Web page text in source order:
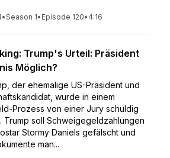
•Season 1• Episode 120• 4:16
Trump's Urteil: Präsident
Möglich?
der ehemalige US-Präsident und
wurde in einem
Prozess von einer Jury schuldig
Trump soll Schweigegeldzahlungen
Stormy Daniels gefälscht und
man...